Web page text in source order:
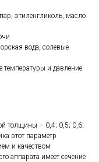
этиленгликоль, масло
вода, солевые
и давление
толщины – 0,4; 0,5; 0,6;
этот параметр
и качеством
аппарата имеет сечение